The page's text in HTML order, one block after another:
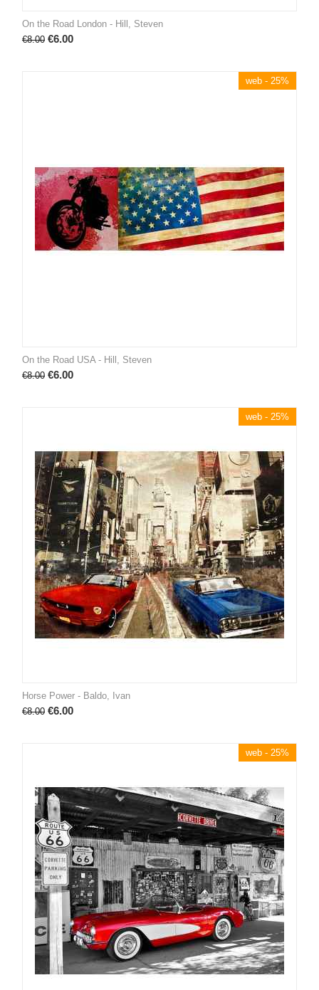
On the Road London - Hill, Steven
€8.00 €6.00
web - 25%
On the Road USA - Hill, Steven
€8.00 €6.00
web - 25%
Horse Power - Baldo, Ivan
€8.00 €6.00
web - 25%